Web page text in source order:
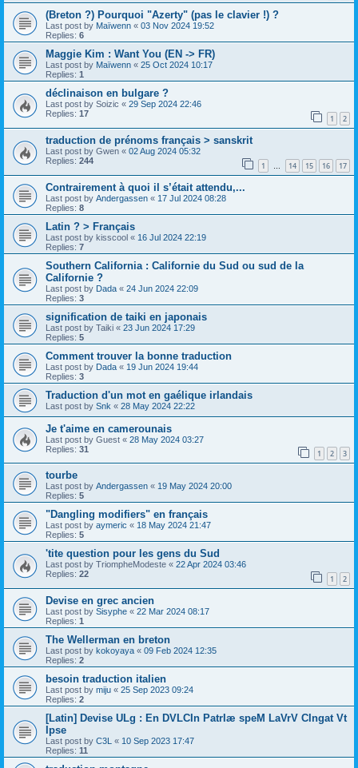
(Breton ?) Pourquoi "Azerty" (pas le clavier !) ?
Last post by Maïwenn « 03 Nov 2024 19:52
Replies: 6
Maggie Kim : Want You (EN -> FR)
Last post by Maïwenn « 25 Oct 2024 10:17
Replies: 1
déclinaison en bulgare ?
Last post by Soizic « 29 Sep 2024 22:46
Replies: 17 1 2
traduction de prénoms français > sanskrit
Last post by Gwen « 02 Aug 2024 05:32
Replies: 244 1 … 14 15 16 17
Contrairement à quoi il s’était attendu,...
Last post by Andergassen « 17 Jul 2024 08:28
Replies: 8
Latin ? > Français
Last post by kisscool « 16 Jul 2024 22:19
Replies: 7
Southern California : Californie du Sud ou sud de la
Californie ?
Last post by Dada « 24 Jun 2024 22:09
Replies: 3
signification de taiki en japonais
Last post by Taiki « 23 Jun 2024 17:29
Replies: 5
Comment trouver la bonne traduction
Last post by Dada « 19 Jun 2024 19:44
Replies: 3
Traduction d'un mot en gaélique irlandais
Last post by Snk « 28 May 2024 22:22
Je t'aime en camerounais
Last post by Guest « 28 May 2024 03:27
Replies: 31 1 2 3
tourbe
Last post by Andergassen « 19 May 2024 20:00
Replies: 5
"Dangling modifiers" en français
Last post by aymeric « 18 May 2024 21:47
Replies: 5
'tite question pour les gens du Sud
Last post by TriompheModeste « 22 Apr 2024 03:46
Replies: 22 1 2
Devise en grec ancien
Last post by Sisyphe « 22 Mar 2024 08:17
Replies: 1
The Wellerman en breton
Last post by kokoyaya « 09 Feb 2024 12:35
Replies: 2
besoin traduction italien
Last post by miju « 25 Sep 2023 09:24
Replies: 2
[Latin] Devise ULg : En DVLCIn PatrIæ speM LaVrV CIngat Vt
Ipse
Last post by C3L « 10 Sep 2023 17:47
Replies: 11